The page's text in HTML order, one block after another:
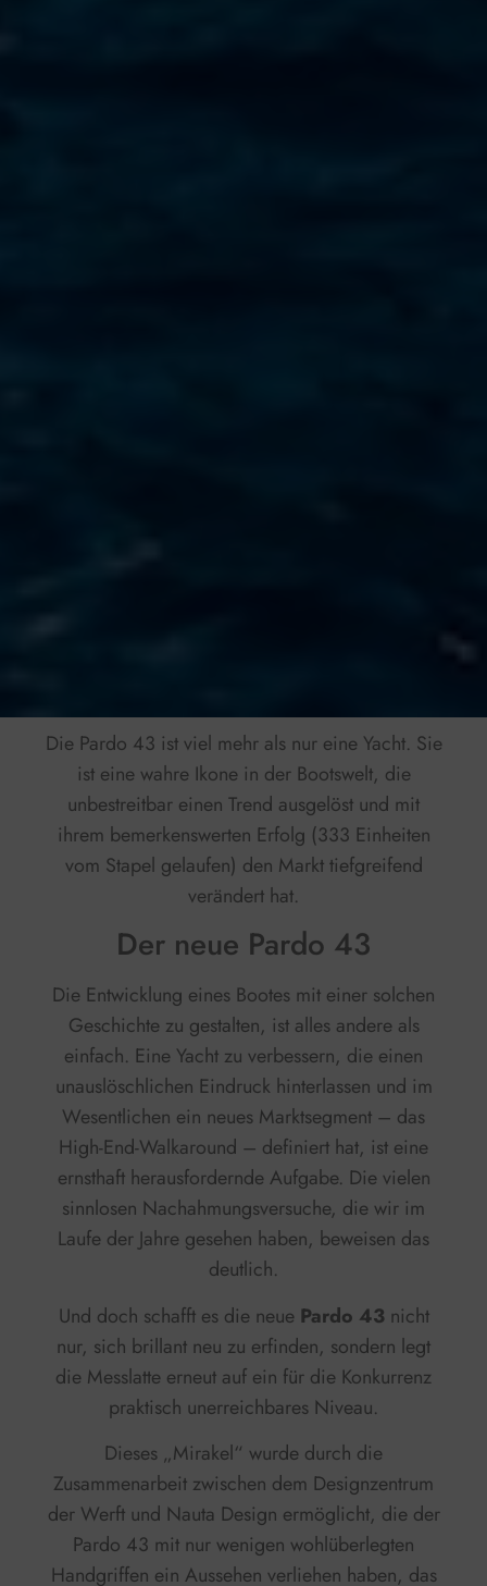
Die Pardo 43 ist viel mehr als nur eine Yacht. Sie
ist eine wahre Ikone in der Bootswelt, die
unbestreitbar einen Trend ausgelöst und mit
ihrem bemerkenswerten Erfolg (333 Einheiten
vom Stapel gelaufen) den Markt tiefgreifend
verändert hat.
Der neue Pardo 43
Die Entwicklung eines Bootes mit einer solchen
Geschichte zu gestalten, ist alles andere als
einfach. Eine Yacht zu verbessern, die einen
unauslöschlichen Eindruck hinterlassen und im
Wesentlichen ein neues Marktsegment – das
High-End-Walkaround – definiert hat, ist eine
ernsthaft herausfordernde Aufgabe. Die vielen
sinnlosen Nachahmungsversuche, die wir im
Laufe der Jahre gesehen haben, beweisen das
deutlich.
Und doch schafft es die neue Pardo 43nicht
nur, sich brillant neu zu erfinden, sondern legt
die Messlatte erneut auf ein für die Konkurrenz
praktisch unerreichbares Niveau.
Dieses „Mirakel“ wurde durch die
Zusammenarbeit zwischen dem Designzentrum
der Werft und Nauta Design ermöglicht, die der
Pardo 43 mit nur wenigen wohlüberlegten
Handgriffen ein Aussehen verliehen haben, das